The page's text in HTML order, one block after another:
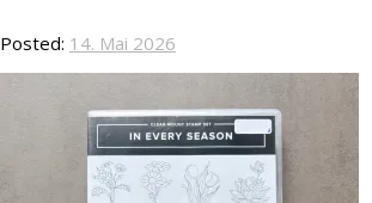
Posted: 14. Mai 2026